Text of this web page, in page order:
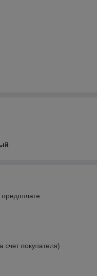
покупателя)